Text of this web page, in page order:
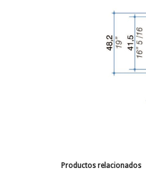
Productos relacionados